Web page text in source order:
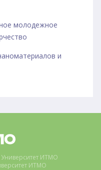
молодежное
и
ИТМО
ИТМО